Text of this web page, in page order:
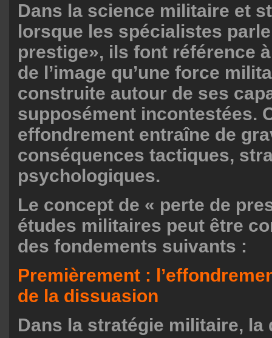
Dans la science militaire et
lorsque les spécialistes
prestige», ils font référence
de l’image qu’une force
construite autour de ses
supposément incontestées.
effondrement entraîne de
conséquences tactiques,
psychologiques.
Le concept de « perte de
études militaires peut être
des fondements suivants :
Premièrement :
de la dissuasion
Dans la stratégie militaire, la